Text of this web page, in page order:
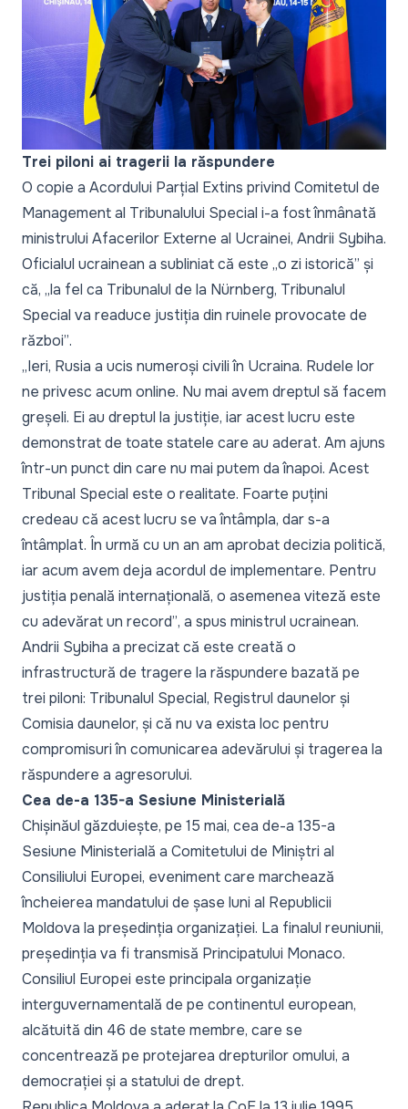
Trei piloni ai tragerii la răspundere
O copie a Acordului Parțial Extins privind Comitetul de
Management al Tribunalului Special i-a fost înmânată
ministrului Afacerilor Externe al Ucrainei, Andrii Sybiha.
Oficialul ucrainean a subliniat că este „o zi istorică” și
că, „la fel ca Tribunalul de la Nürnberg, Tribunalul
Special va readuce justiția din ruinele provocate de
război”.
„Ieri, Rusia a ucis numeroși civili în Ucraina. Rudele lor
ne privesc acum online. Nu mai avem dreptul să facem
greșeli. Ei au dreptul la justiție, iar acest lucru este
demonstrat de toate statele care au aderat. Am ajuns
într-un punct din care nu mai putem da înapoi. Acest
Tribunal Special este o realitate. Foarte puțini
credeau că acest lucru se va întâmpla, dar s-a
întâmplat. În urmă cu un an am aprobat decizia politică,
iar acum avem deja acordul de implementare. Pentru
justiția penală internațională, o asemenea viteză este
cu adevărat un record”, a spus ministrul ucrainean.
Andrii Sybiha a precizat că este creată o
infrastructură de tragere la răspundere bazată pe
trei piloni: Tribunalul Special, Registrul daunelor și
Comisia daunelor, și că nu va exista loc pentru
compromisuri în comunicarea adevărului și tragerea la
răspundere a agresorului.
Cea de-a 135-a Sesiune Ministerială
Chișinăul găzduiește, pe 15 mai, cea de-a 135-a
Sesiune Ministerială a Comitetului de Miniștri al
Consiliului Europei, eveniment care marchează
încheierea mandatului de șase luni al Republicii
Moldova la președinția organizației. La finalul reuniunii,
președinția va fi transmisă Principatului Monaco.
Consiliul Europei este principala organizație
interguvernamentală de pe continentul european,
alcătuită din 46 de state membre, care se
concentrează pe protejarea drepturilor omului, a
democrației și a statului de drept.